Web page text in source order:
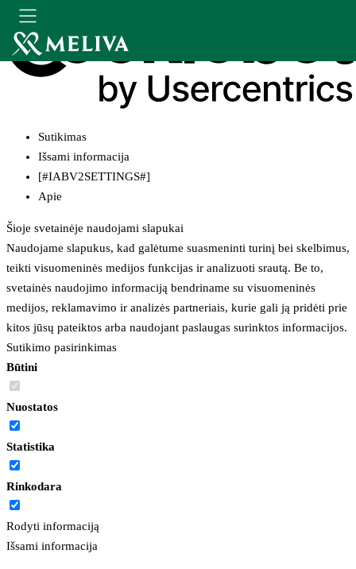
Sutikimas
Išsami informacija
[#IABV2SETTINGS#]
Apie
Šioje svetainėje naudojami slapukai
Naudojame slapukus, kad galėtume suasmeninti turinį bei skelbimus,
teikti visuomeninės medijos funkcijas ir analizuoti srautą. Be to,
svetainės naudojimo informaciją bendriname su visuomeninės
medijos, reklamavimo ir analizės partneriais, kurie gali ją pridėti prie
kitos jūsų pateiktos arba naudojant paslaugas surinktos informacijos.
Sutikimo pasirinkimas
Būtini
Nuostatos
Statistika
Rinkodara
Rodyti informaciją
Išsami informacija